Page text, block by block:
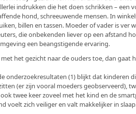
indrukken die het doen schrikken – een
hond, schreeuwende mensen. In
billen en tassen. Moeder of vader is ver
die onbekenden liever op een afstand
een beangstigende ervaring.
het gezicht naar de ouders toe, dan gaat
onderzoekresultaten (1) blijkt dat kinderen
(er zijn vooral moeders geobserveerd),
twee keer zoveel met het kind en de
voelt zich veiliger en valt makkelijker in